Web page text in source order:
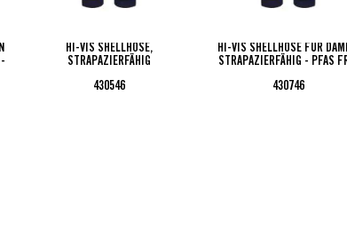
HI-VIS SHELLHOSE,
STRAPAZIERFÄHIG
430546
HI-VIS SHELLHOSE FÜR
STRAPAZIERFÄHIG - PFAS
430746